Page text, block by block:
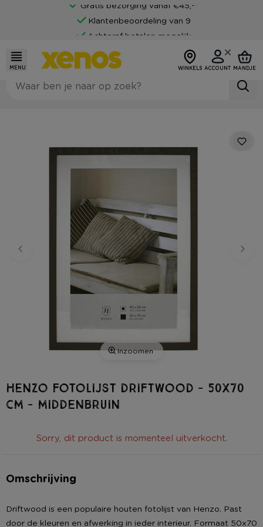
Gratis bezorging vanaf €45,-*
Klantenbeoordeling van 9
Achteraf betalen mogelijk
MENU WINKELS ACCOUNT MANDJE
Inzoomen
Henzo fotolijst driftwood - 50x70
cm - middenbruin
Sorry, dit product is momenteel uitverkocht.
Omschrijving
Driftwood is een populaire houten fotolijst van Henzo. Past
door de kleuren en afwerking in ieder interieur. Formaat 50x70